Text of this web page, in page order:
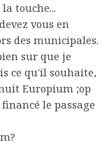
touche...
vous en
des municipales.
sur que je
ce qu'il souhaite,
Europium ;op
le passage